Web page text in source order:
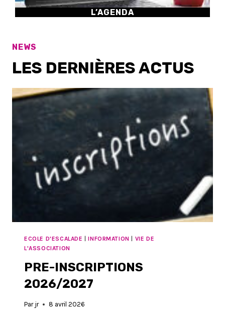
L’AGENDA
NEWS
LES DERNIÈRES ACTUS
ECOLE D'ESCALADE |INFORMATION | VIE DE
L'ASSOCIATION
PRE-INSCRIPTIONS
2026/2027
Par jr 8 avril 2026